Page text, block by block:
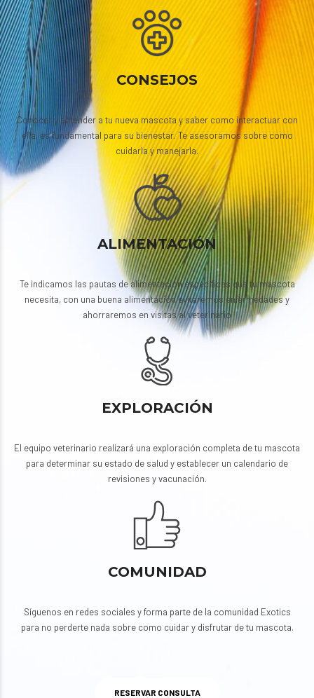
CONSEJOS
Conocer y entender a tu nueva mascota y saber como interactuar con
ella, es fundamental para su bienestar. Te asesoramos sobre como
cuidarla y manejarla.
ALIMENTACIÓN
Te indicamos las pautas de alimentación específicas que tu mascota
necesita, con una buena alimentación evitaremos enfermedades y
ahorraremos en visitas al veterinario
EXPLORACIÓN
El equipo veterinario realizará una exploración completa de tu mascota
para determinar su estado de salud y establecer un calendario de
revisiones y vacunación.
COMUNIDAD
Síguenos en redes sociales y forma parte de la comunidad Exotics
para no perderte nada sobre como cuidar y disfrutar de tu mascota.
RESERVAR CONSULTA